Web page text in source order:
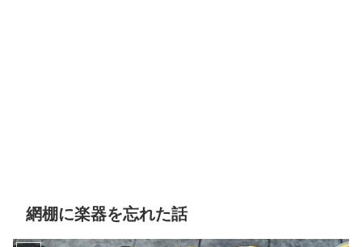
網棚に楽器を忘れた話